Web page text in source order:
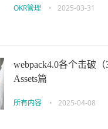
OKR管理 • 2025-03-31
webpack4.0各个击破
Assets篇
所有内容 • 2025-04-08